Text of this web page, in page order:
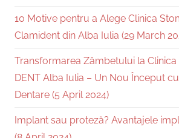
10 Motive pentru a Alege Clinica
Clamident din Alba Iulia (29 March
Transformarea Zâmbetului la Clinica
DENT Alba Iulia – Un Nou Început
Dentare (5 April 2024)
Implant sau proteză? Avantajele